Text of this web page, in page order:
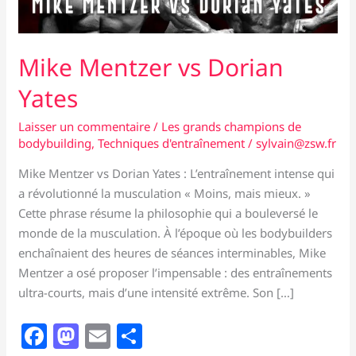
Mike Mentzer vs Dorian
Yates
Laisser un commentaire / Les grands champions de
bodybuilding,Techniques d'entraînement /sylvain@zsw.fr
Mike Mentzer vs Dorian Yates : L’entraînement intense qui
a révolutionné la musculation « Moins, mais mieux. »
Cette phrase résume la philosophie qui a bouleversé le
monde de la musculation. À l’époque où les bodybuilders
enchaînaient des heures de séances interminables, Mike
Mentzer a osé proposer l’impensable : des entraînements
ultra-courts, mais d’une intensité extrême. Son […]
F M E